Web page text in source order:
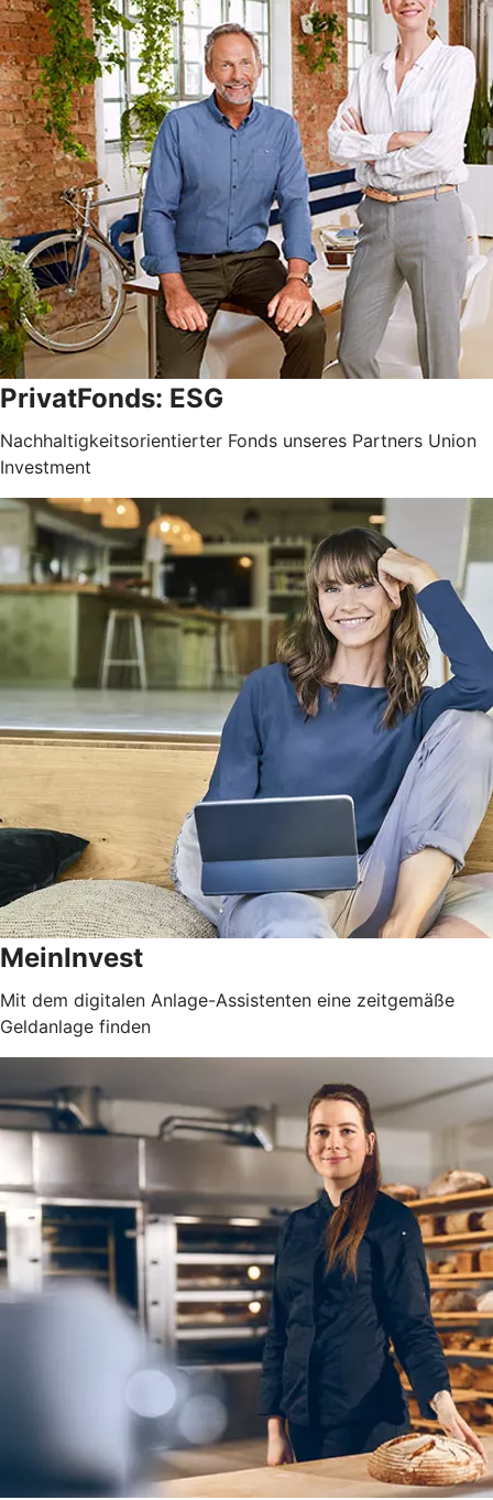
PrivatFonds: ESG
Nachhaltigkeitsorientierter Fonds unseres Partners Union
Investment
MeinInvest
Mit dem digitalen Anlage-Assistenten eine zeitgemäße
Geldanlage finden